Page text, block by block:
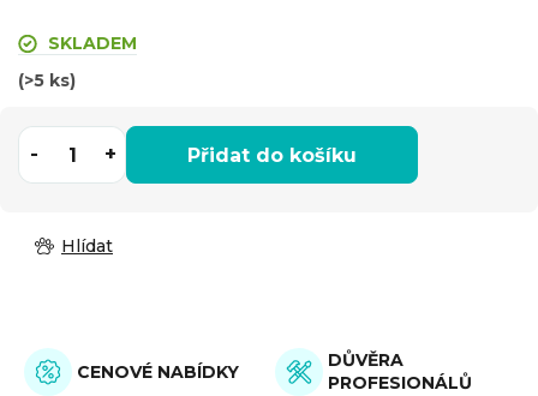
cena:SKLADEM
(>5 ks)
Přidat do košíku
Hlídat
CENOVÉ NABÍDKY
DŮVĚRA
PROFESIONÁLŮ